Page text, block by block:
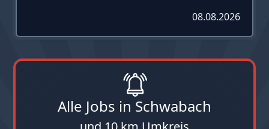
08.08.2026
Alle Jobs in Schwabach